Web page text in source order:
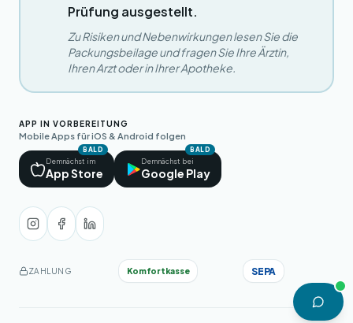
Prüfung ausgestellt.
Zu Risiken und Nebenwirkungen lesen Sie die
Packungsbeilage und fragen Sie Ihre Ärztin,
Ihren Arzt oder in Ihrer Apotheke.
APP IN VORBEREITUNG
Mobile Apps für iOS & Android folgen
BALD
Demnächst im
App Store
BALD
Demnächst bei
Google Play
ZAHLUNG Komfortkasse SEPA